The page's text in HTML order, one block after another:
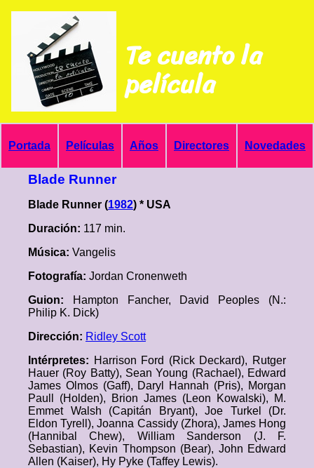
Te cuento la
película
Portada Películas Años Directores Novedades
Blade Runner
Blade Runner (1982) * USA
Duración: 117 min.
Música: Vangelis
Fotografía: Jordan Cronenweth
Guion:
Hampton Fancher, David Peoples (N.:
Philip K. Dick)
Dirección: Ridley Scott
Intérpretes: Harrison Ford (Rick Deckard), Rutger
Hauer (Roy Batty), Sean Young (Rachael), Edward
James Olmos (Gaff), Daryl Hannah (Pris), Morgan
Paull (Holden), Brion James (Leon Kowalski), M.
Emmet Walsh (Capitán Bryant), Joe Turkel (Dr.
Eldon Tyrell), Joanna Cassidy (Zhora), James Hong
(Hannibal Chew), William Sanderson (J. F.
Sebastian), Kevin Thompson (Bear), John Edward
Allen (Kaiser), Hy Pyke (Taffey Lewis).